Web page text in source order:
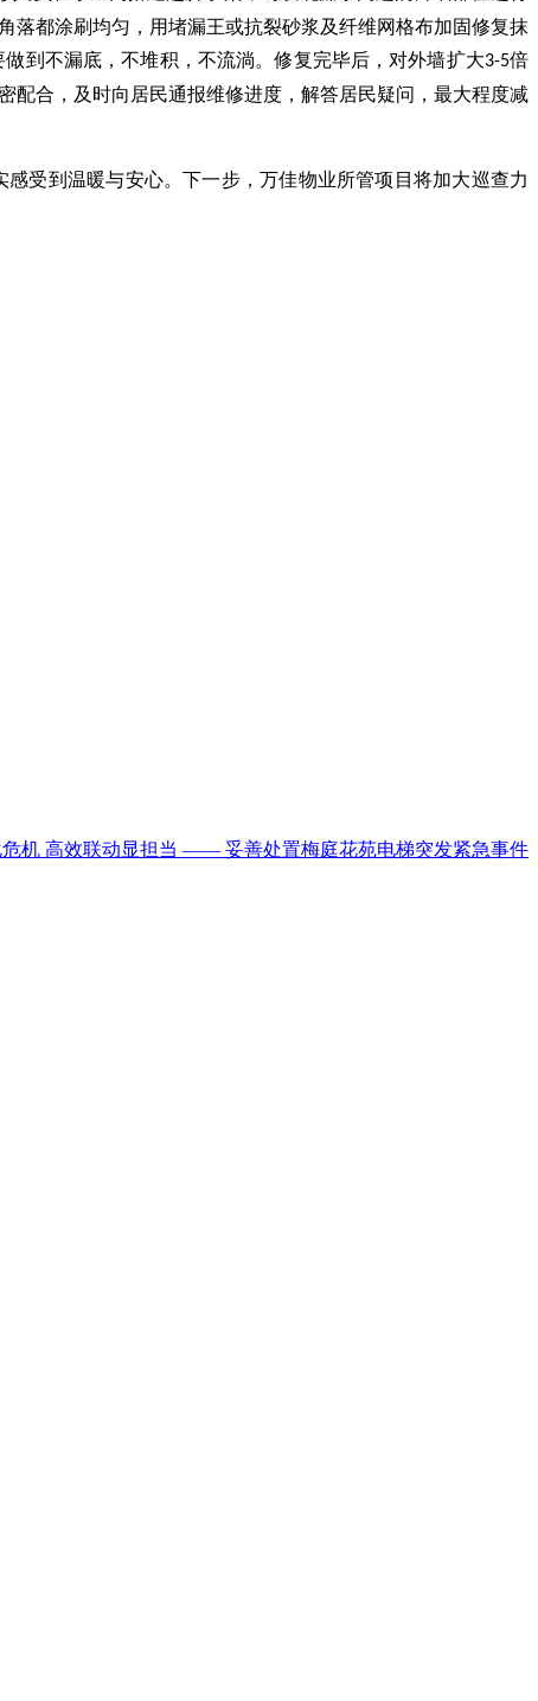
落都涂刷均匀，用堵漏王或抗裂砂浆及纤维网格布加固修复抹
到不漏底，不堆积，不流淌。修复完毕后，对外墙扩大3-5倍
配合，及时向居民通报维修进度，解答居民疑问，最大程度减
感受到温暖与安心。下一步，万佳物业所管项目 将加大巡查力
危机 高效联动显担当 —— 妥善处置梅庭花苑电梯突发紧急事件